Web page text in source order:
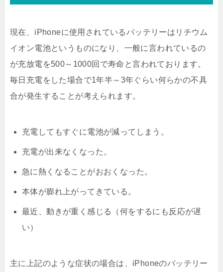
現在、iPhoneに使用されているバッテリーはリチウム
イオン電池というものになり、一般に言われているの
が充放電を500～1000回で寿命と言われております。
毎日充電をした場合で1年半～3年ぐらい何らかの不具
合が発生することが考えられます。
充電してもすぐに電池が減ってしまう。
充電が出来なくなった。
急に熱くなることがおおくなった。
本体が膨れ上がってきている。
最近、動きが重く感じる（何をするにも反応が遅
い）
主に上記のような症状の場合は、iPhoneのバッテリー